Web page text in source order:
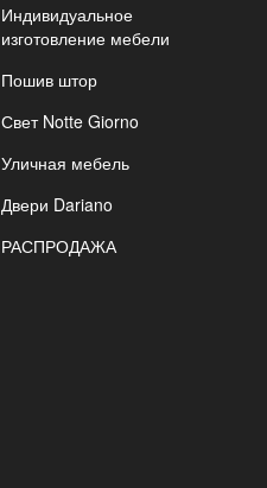
Индивидуальное
изготовление мебели
Пошив штор
Свет Notte Giorno
Уличная мебель
Двери Dariano
РАСПРОДАЖА